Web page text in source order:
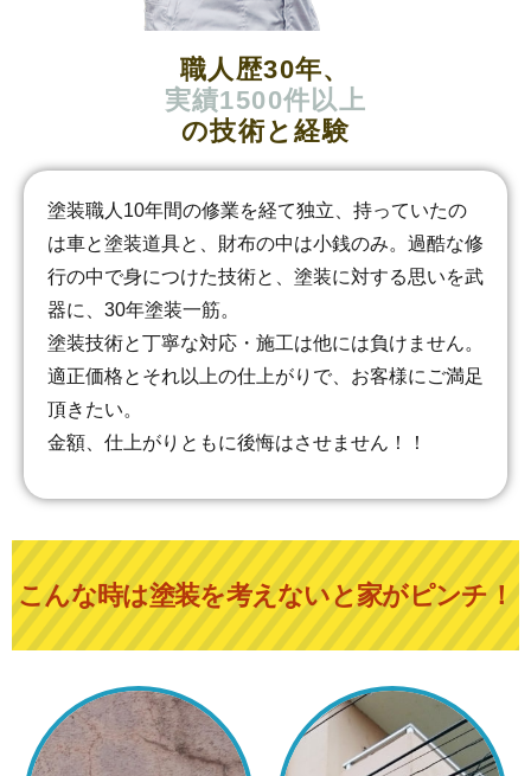
職人歴30年、
実績1500件以上
の技術と経験
塗装職人10年間の修業を経て独立、持っていたの
は車と塗装道具と、財布の中は小銭のみ。過酷な修
行の中で身につけた技術と、塗装に対する思いを武
器に、30年塗装一筋。
塗装技術と丁寧な対応・施工は他には負けません。
適正価格とそれ以上の仕上がりで、お客様にご満足
頂きたい。
金額、仕上がりともに後悔はさせません！！
こんな時は塗装を考えないと家がピンチ！